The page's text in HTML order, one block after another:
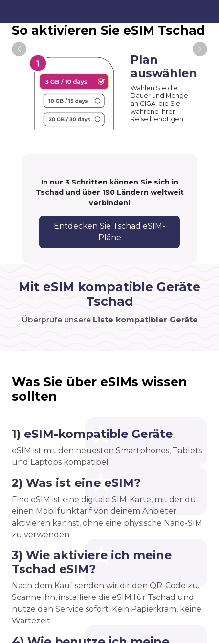
So aktivieren Sie eSIM Tschad
Plan
auswählen
Wählen Sie die
Dauer und Menge
an GIGA, die Sie
während Ihrer
Reise benötigen
In nur 3 Schritten können Sie sich in
Tschad und über 190 Ländern weltweit
verbinden!
Entdecken Sie Tschad eSIM-
Pläne
Mit eSIM kompatible Geräte
Tschad
Überprüfe unsere Liste kompatibler Geräte
Was Sie über eSIMs wissen
sollten
1) eSIM-kompatible Geräte
eSIM ist mit den neuesten Smartphones, Tablets
und Laptops kompatibel.
2) Was ist eine eSIM?
Eine eSIM ist eine digitale SIM-Karte, mit der du
einen Mobilfunktarif von deinem Anbieter
aktivieren kannst, ohne eine physische Nano-SIM
zu verwenden.
3) Wie aktiviere ich meine
Tschad eSIM?
Nach dem Kauf senden wir dir den QR-Code zu.
Scanne ihn, installiere die eSIM für Tschad und
nutze den Service sofort. Kein Papierkram, keine
Wartezeit.